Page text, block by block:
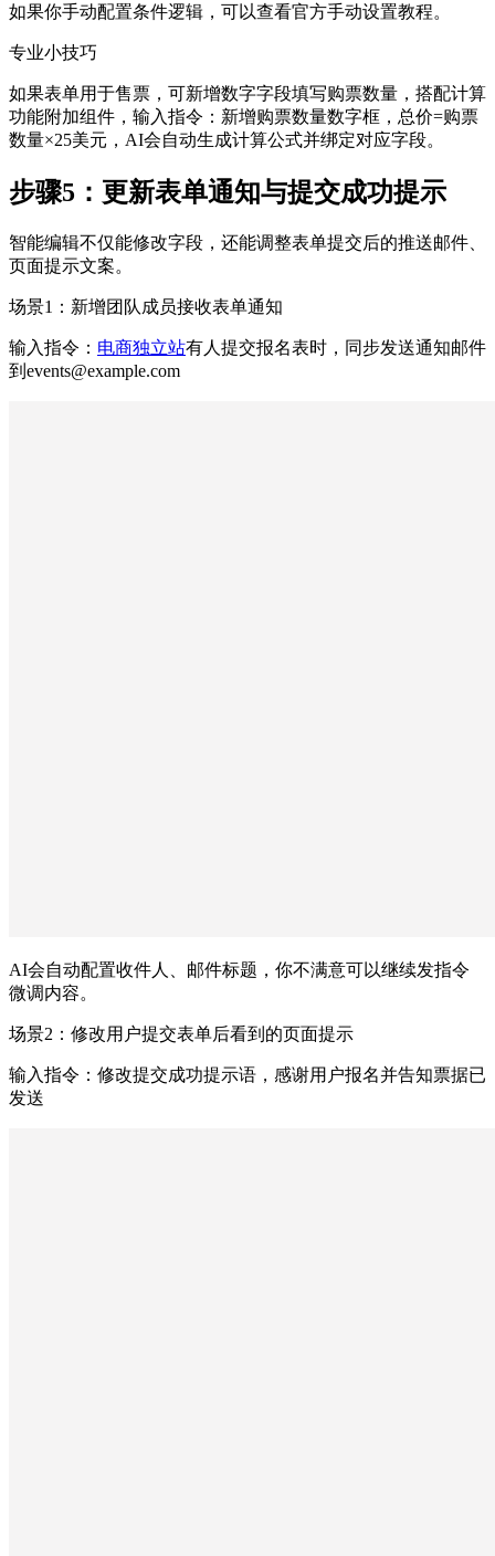
如果你手动配置条件逻辑，可以查看官方手动设置教程。
专业小技巧
如果表单用于售票，可新增数字字段填写购票数量，搭配计算
功能附加组件，输入指令：新增购票数量数字框，总价=购票
数量×25美元，AI会自动生成计算公式并绑定对应字段。
步骤5：更新表单通知与提交成功提示
智能编辑不仅能修改字段，还能调整表单提交后的推送邮件、
页面提示文案。
场景1：新增团队成员接收表单通知
输入指令： 电商独立站有人提交报名表时，同步发送通知邮件
到events@example.com
AI会自动配置收件人、邮件标题，你不满意可以继续发指令
微调内容。
场景2：修改用户提交表单后看到的页面提示
输入指令：修改提交成功提示语，感谢用户报名并告知票据已
发送